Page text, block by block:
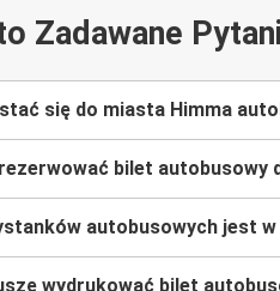
Zadawane
się do miasta Himma
bilet autobusowy
autobusowych jest w
wydrukować bilet